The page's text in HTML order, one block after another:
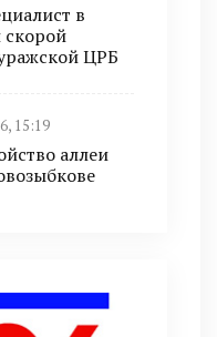
в
скорой
ЦРБ
15:19
аллеи